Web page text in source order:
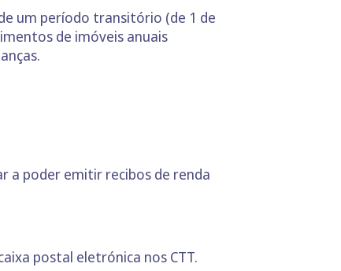
um período transitório (de 1 de
de imóveis anuais
a poder emitir recibos de renda
postal eletrónica nos CTT.